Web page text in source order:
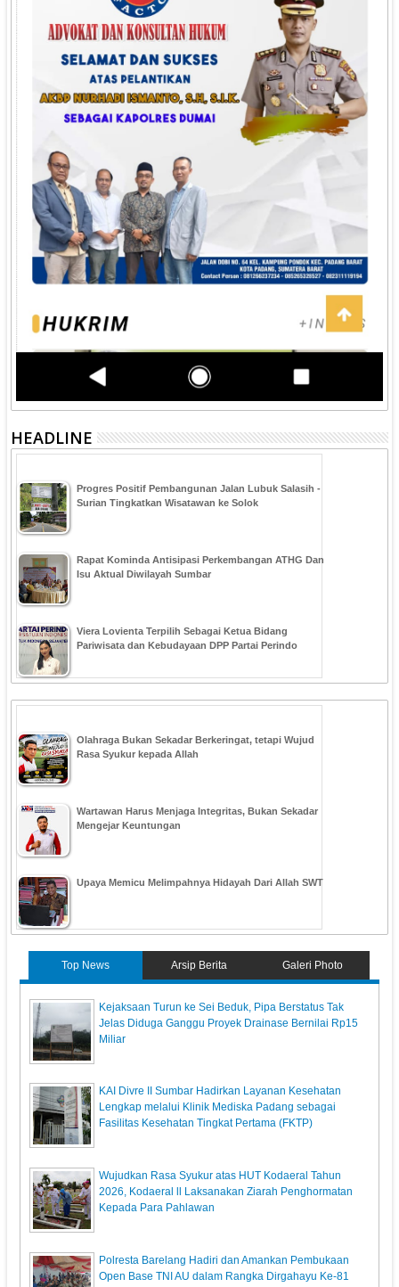
HEADLINE
Progres Positif Pembangunan Jalan Lubuk Salasih -
Surian Tingkatkan Wisatawan ke Solok
Rapat Kominda Antisipasi Perkembangan ATHG Dan
Isu Aktual Diwilayah Sumbar
Viera Lovienta Terpilih Sebagai Ketua Bidang
Pariwisata dan Kebudayaan DPP Partai Perindo
Olahraga Bukan Sekadar Berkeringat, tetapi Wujud
Rasa Syukur kepada Allah
Wartawan Harus Menjaga Integritas, Bukan Sekadar
Mengejar Keuntungan
Upaya Memicu Melimpahnya Hidayah Dari Allah SWT
Top News Arsip Berita Galeri Photo
Kejaksaan Turun ke Sei Beduk, Pipa Berstatus Tak
Jelas Diduga Ganggu Proyek Drainase Bernilai Rp15
Miliar
KAI Divre II Sumbar Hadirkan Layanan Kesehatan
Lengkap melalui Klinik Mediska Padang sebagai
Fasilitas Kesehatan Tingkat Pertama (FKTP)
Wujudkan Rasa Syukur atas HUT Kodaeral Tahun
2026, Kodaeral ll Laksanakan Ziarah Penghormatan
Kepada Para Pahlawan
Polresta Barelang Hadiri dan Amankan Pembukaan
Open Base TNI AU dalam Rangka Dirgahayu Ke-81